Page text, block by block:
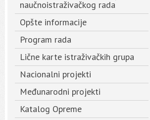
naučnoistraživačkog rada
Opšte informacije
Program rada
Lične karte istraživačkih grupa
Nacionalni projekti
Međunarodni projekti
Katalog Opreme